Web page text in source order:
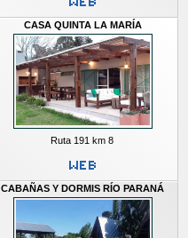
CASA QUINTA LA MARÍA
Ruta 191 km 8
CABAÑAS Y DORMIS RÍO PARANÁ